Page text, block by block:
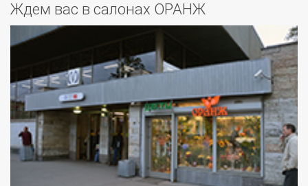
Ждем вас в салонах ОРАНЖ